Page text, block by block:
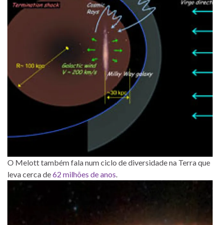
O Melott também fala num ciclo de diversidade na Terra que
leva cerca de62 milhões de anos.